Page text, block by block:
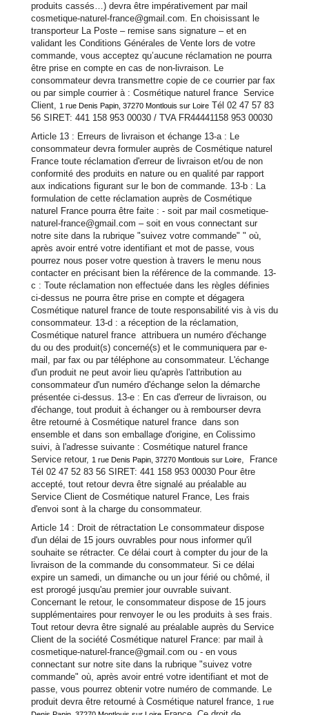
produits cassés…) devra être impérativement par mail
cosmetique-naturel-france@gmail.com. En choisissant le
transporteur La Poste – remise sans signature – et en
validant les Conditions Générales de Vente lors de votre
commande, vous acceptez qu’aucune réclamation ne pourra
être prise en compte en cas de non-livraison. Le
consommateur devra transmettre copie de ce courrier par fax
ou par simple courrier à : Cosmétique naturel france Service
Client, 1 rue Denis Papin, 37270 Montlouis sur Loire Tél 02 47 57 83
56 SIRET: 441 158 953 00030 / TVA FR44441158 953 00030
Article 13 : Erreurs de livraison et échange 13-a : Le
consommateur devra formuler auprès de Cosmétique naturel
France toute réclamation d'erreur de livraison et/ou de non
conformité des produits en nature ou en qualité par rapport
aux indications figurant sur le bon de commande. 13-b : La
formulation de cette réclamation auprès de Cosmétique
naturel France pourra être faite : - soit par mail cosmetique-
naturel-france@gmail.com – soit en vous connectant sur
notre site dans la rubrique "suivez votre commande" " où,
après avoir entré votre identifiant et mot de passe, vous
pourrez nous poser votre question à travers le menu nous
contacter en précisant bien la référence de la commande. 13-
c : Toute réclamation non effectuée dans les règles définies
ci-dessus ne pourra être prise en compte et dégagera
Cosmétique naturel france de toute responsabilité vis à vis du
consommateur. 13-d : a réception de la réclamation,
Cosmétique naturel france attribuera un numéro d'échange
du ou des produit(s) concerné(s) et le communiquera par e-
mail, par fax ou par téléphone au consommateur. L'échange
d'un produit ne peut avoir lieu qu'après l'attribution au
consommateur d'un numéro d'échange selon la démarche
présentée ci-dessus. 13-e : En cas d'erreur de livraison, ou
d'échange, tout produit à échanger ou à rembourser devra
être retourné à Cosmétique naturel france dans son
ensemble et dans son emballage d'origine, en Colissimo
suivi, à l'adresse suivante : Cosmétique naturel france
Service retour, 1 rue Denis Papin, 37270 Montlouis sur Loire, France
Tél 02 47 52 83 56 SIRET: 441 158 953 00030 Pour être
accepté, tout retour devra être signalé au préalable au
Service Client de Cosmétique naturel France, Les frais
d'envoi sont à la charge du consommateur.
Article 14 : Droit de rétractation Le consommateur dispose
d'un délai de 15 jours ouvrables pour nous informer qu'il
souhaite se rétracter. Ce délai court à compter du jour de la
livraison de la commande du consommateur. Si ce délai
expire un samedi, un dimanche ou un jour férié ou chômé, il
est prorogé jusqu'au premier jour ouvrable suivant.
Concernant le retour, le consommateur dispose de 15 jours
supplémentaires pour renvoyer le ou les produits à ses frais.
Tout retour devra être signalé au préalable auprès du Service
Client de la société Cosmétique naturel France: par mail à
cosmetique-naturel-france@gmail.com ou - en vous
connectant sur notre site dans la rubrique "suivez votre
commande" où, après avoir entré votre identifiant et mot de
passe, vous pourrez obtenir votre numéro de commande. Le
produit devra être retourné à Cosmétique naturel france, 1 rue